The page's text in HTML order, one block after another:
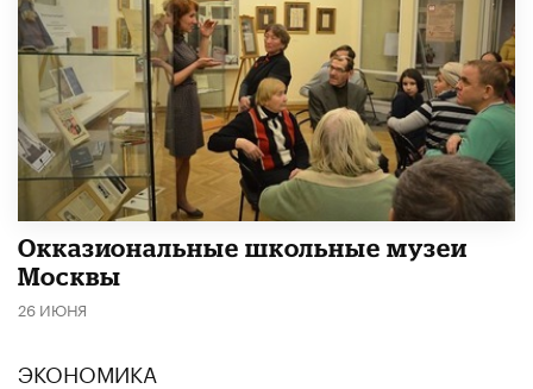
​Окказиональные школьные музеи
Москвы
26 ИЮНЯ
ЭКОНОМИКА